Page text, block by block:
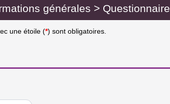
générales > Questionnaire
une étoile (*) sont obligatoires.